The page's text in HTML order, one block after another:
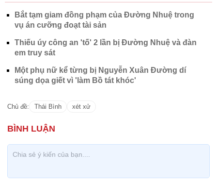
Bắt tạm giam đồng phạm của Đường Nhuệ trong
vụ án cưỡng đoạt tài sản
Thiếu úy công an 'tố' 2 lần bị Đường Nhuệ và đàn
em truy sát
Một phụ nữ kể từng bị Nguyễn Xuân Đường dí
súng dọa giết vì 'làm Bồ tát khóc'
Chủ đề: Thái Bình xét xử